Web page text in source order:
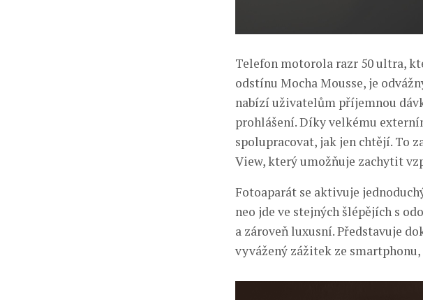
Telefon motorola razr 50 ultra,
odstínu Mocha Mousse, je
nabízí uživatelům příjemnou
prohlášení. Díky velkému
spolupracovat, jak jen chtějí. To
View, který umožňuje zachytit
Fotoaparát se aktivuje
neo jde ve stejných šlépějích s
a zároveň luxusní. Představuje
vyvážený zážitek ze